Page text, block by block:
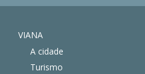
VIANA
A cidade
Turismo